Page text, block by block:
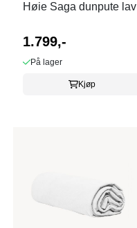
Høie Saga dunpute lav
1.799,-
På lager
Kjøp